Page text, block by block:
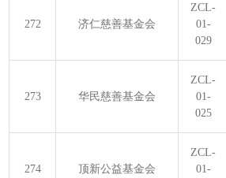
272 济仁慈善基金会
ZCL-
01-
029
273 华民慈善基金会
ZCL-
01-
025
274 顶新公益基金会
ZCL-
01-